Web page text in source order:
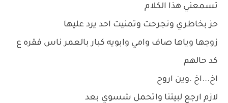
تسمعني هذا الكلام
حز بخاطري ونجرحت وتمنيت احد يرد عليها
زوجها وياها صاف وامي وابويه كبار بالعمر ناس فقره ع
كد حالهم
اخ...اخ .وين اروح
لازم ارجع لبيتنا واتحمل شسوي بعد